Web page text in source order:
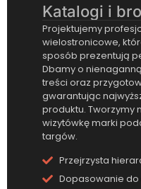
Katalogi i
Projektujemy
wielostronicowe,
sposób prezentują
Dbamy o
treści oraz
gwarantując
produktu. Tworzymy
wizytówkę marki
targów.
Przejrzysta
Dopasowanie do